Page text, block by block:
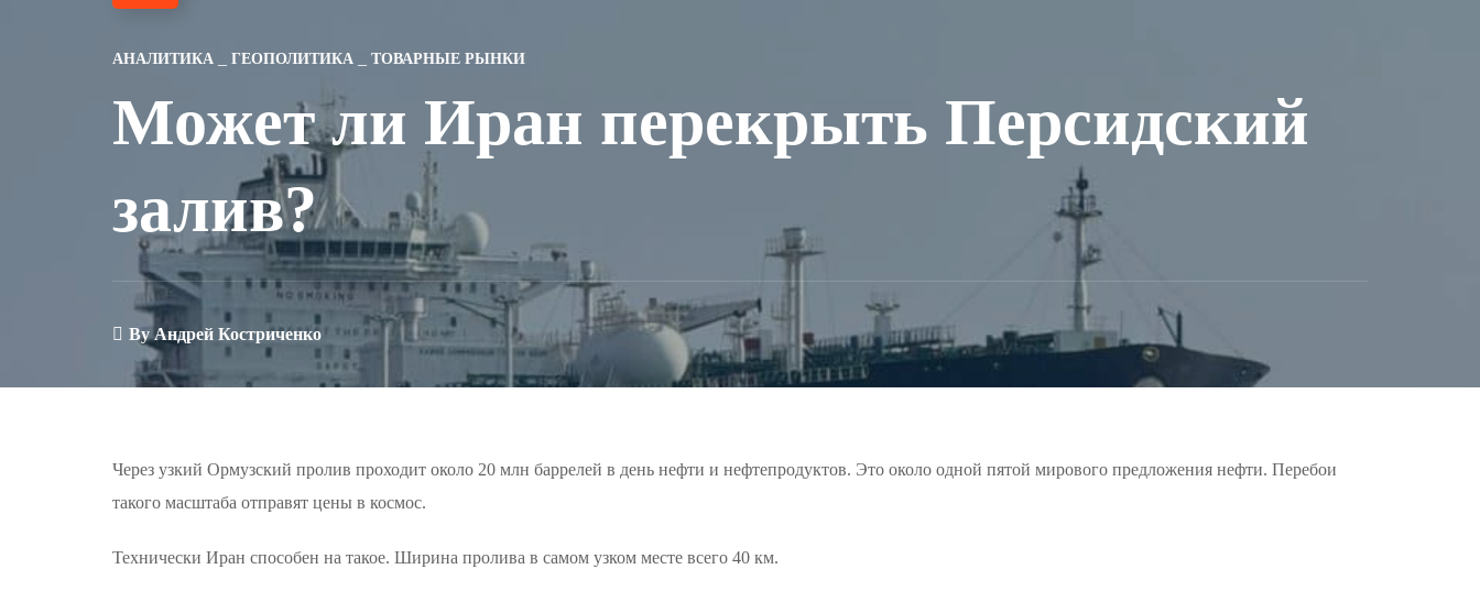
АНАЛИТИКА ГЕОПОЛИТИКА ТОВАРНЫЕ РЫНКИ
Может ли Иран перекрыть Персидский
залив?
By Андрей Костриченко
Через узкий Ормузский пролив проходит около 20 млн баррелей в день нефти и нефтепродуктов. Это около одной пятой мирового предложения нефти. Перебои
такого масштаба отправят цены в космос.
Технически Иран способен на такое. Ширина пролива в самом узком месте всего 40 км.